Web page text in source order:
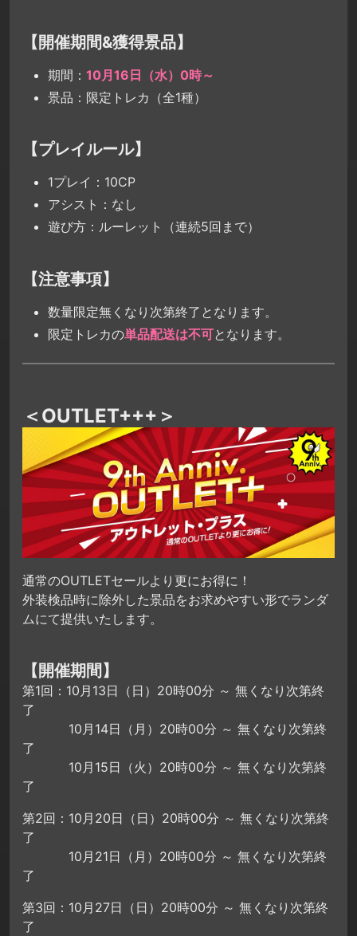
【開催期間&獲得景品】
期間： 10月16日（水）0時～
景品：限定トレカ（全1種）
【プレイルール】
1プレイ：10CP
アシスト：なし
遊び方：ルーレット（連続5回まで）
【注意事項】
数量限定無くなり次第終了となります。
限定トレカの単品配送は不可となります。
＜OUTLET+++＞
通常のOUTLETセールより更にお得に！
外装検品時に除外した景品をお求めやすい形でランダ
ムにて提供いたします。
【開催期間】
第1回：10月13日（日）20時00分 ～ 無くなり次第終
了
10月14日（月）20時00分 ～ 無くなり次第終
了
10月15日（火）20時00分 ～ 無くなり次第終
了
第2回：10月20日（日）20時00分 ～ 無くなり次第終
了
10月21日（月）20時00分 ～ 無くなり次第終
了
第3回：10月27日（日）20時00分 ～ 無くなり次第終
了